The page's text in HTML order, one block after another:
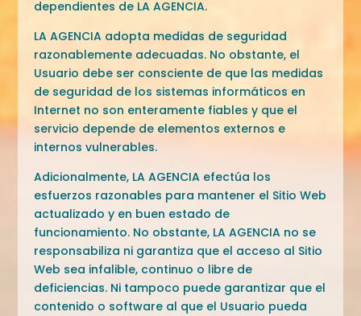
dependientes de LA AGENCIA.
LA AGENCIA adopta medidas de seguridad
razonablemente adecuadas. No obstante, el
Usuario debe ser consciente de que las medidas
de seguridad de los sistemas informáticos en
Internet no son enteramente fiables y que el
servicio depende de elementos externos e
internos vulnerables.
Adicionalmente, LA AGENCIA efectúa los
esfuerzos razonables para mantener el Sitio Web
actualizado y en buen estado de
funcionamiento. No obstante, LA AGENCIA no se
responsabiliza ni garantiza que el acceso al Sitio
Web sea infalible, continuo o libre de
deficiencias. Ni tampoco puede garantizar que el
contenido o software al que el Usuario pueda